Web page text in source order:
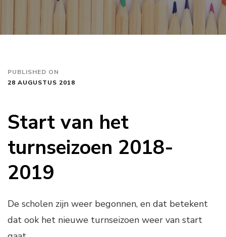
PUBLISHED ON
28 AUGUSTUS 2018
Start van het
turnseizoen 2018-
2019
De scholen zijn weer begonnen, en dat betekent
dat ook het nieuwe turnseizoen weer van start